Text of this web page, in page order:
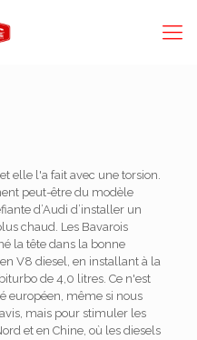
elle l'a fait avec une torsion.
peut-être du modèle
d’Audi d’installer un
chaud. Les Bavarois
la tête dans la bonne
V8 diesel, en installant à la
de 4,0 litres. Ce n'est
européen, même si nous
mais pour stimuler les
et en Chine, où les diesels